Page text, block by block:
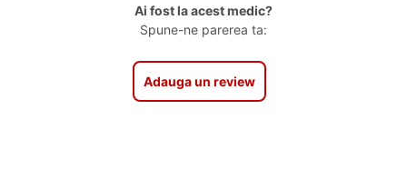
Ai fost la acest medic?
Spune-ne parerea ta:
Adauga un review